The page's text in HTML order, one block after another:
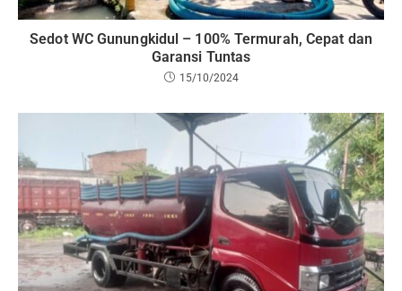
Sedot WC Gunungkidul – 100% Termurah, Cepat dan
Garansi Tuntas
15/10/2024